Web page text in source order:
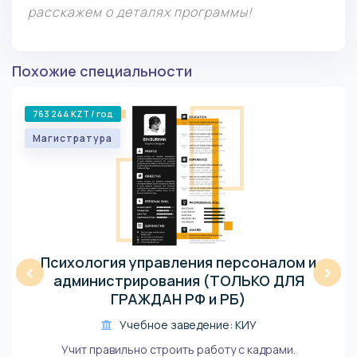
расскажем о деталях программы!
Похожие специальности
‹
763 244 KZT / год
Магистратура
Психология управления персоналом и
администрирования (ТОЛЬКО ДЛЯ
ГРАЖДАН РФ и РБ)
Учебное заведение: КИУ
Учит правильно строить работу с кадрами.
›